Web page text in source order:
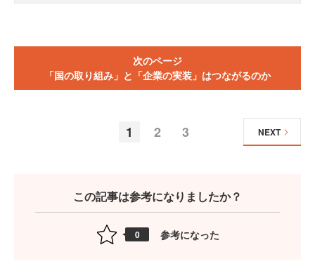
次のページ
「国の取り組み」と「企業の実装」はつながるのか
1 2 3 NEXT
この記事は参考になりましたか？
0 参考になった